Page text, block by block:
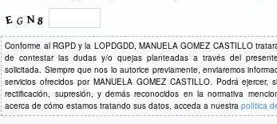
Conforme al RGPD y la LOPDGDD, MANUELA GOMEZ CASTILLO
de contestar las dudas y/o quejas planteadas a través del
solicitada. Siempre que nos lo autorice previamente, enviaremos
servicios ofrecidos por MANUELA GOMEZ CASTILLO. Podrá
rectificación, supresión, y demás reconocidos en la normativa
acerca de cómo estamos tratando sus datos, acceda a nuestrapolítica